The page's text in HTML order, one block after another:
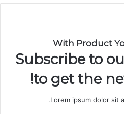
With Product
Subscribe to
to get the
Lorem ipsum dolor sit